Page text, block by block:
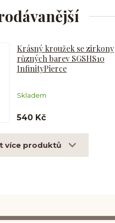
Krásný kroužek se zirkony
různých barev SGSHS10
InfinityPierce
Skladem
540 Kč
více produktů